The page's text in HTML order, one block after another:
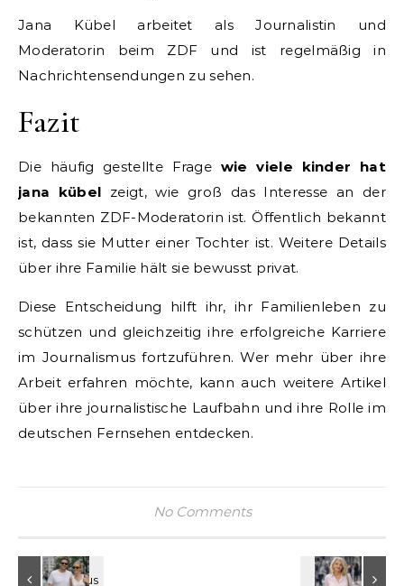
Jana Kübel arbeitet als Journalistin und
Moderatorin beim ZDF und ist regelmäßig in
Nachrichtensendungen zu sehen.
Fazit
Die häufig gestellte Frage wie viele kinder hat
jana kübel zeigt, wie groß das Interesse an der
bekannten ZDF-Moderatorin ist. Öffentlich bekannt
ist, dass sie Mutter einer Tochter ist. Weitere Details
über ihre Familie hält sie bewusst privat.
Diese Entscheidung hilft ihr, ihr Familienleben zu
schützen und gleichzeitig ihre erfolgreiche Karriere
im Journalismus fortzuführen. Wer mehr über ihre
Arbeit erfahren möchte, kann auch weitere Artikel
über ihre journalistische Laufbahn und ihre Rolle im
deutschen Fernsehen entdecken.
No Comments